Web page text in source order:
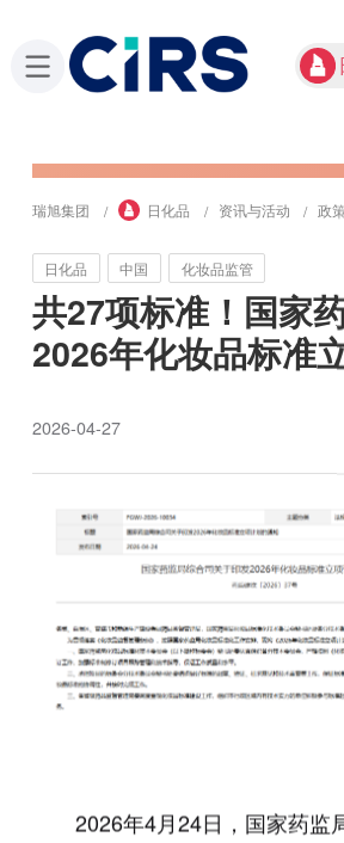
瑞旭集团 日化品 资讯与活动 政
日化品 中国 化妆品监管
共27项标准！国家
2026年化妆品标准
2026-04-27
2026年4月24日，国家药监